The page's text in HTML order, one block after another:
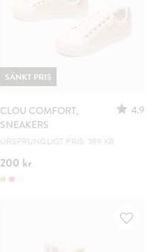
CLOU COMFORT,
SNEAKERS
4.9
URSPRUNGLIGT PRIS: 399 KR
200 kr
SÄNKT PRIS